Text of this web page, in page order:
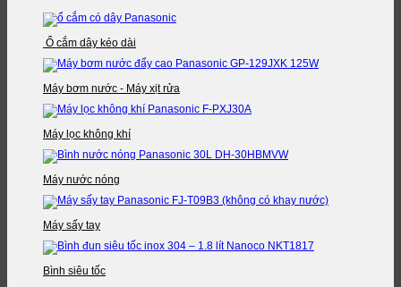
Ổ cắm dây kéo dài
Máy bơm nước - Máy xịt rửa
Máy lọc không khí
Máy nước nóng
Máy sấy tay
Bình siêu tốc